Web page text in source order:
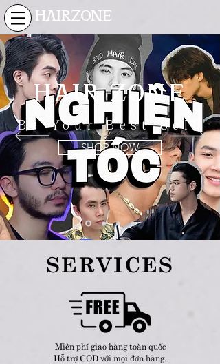
HAIRZONE
HAIR ZONE
Be Your Best Self
SHOP NOW
SERVICES
Miễn phí giao hàng toàn quốc
​Hỗ trợ COD với mọi đơn hàng.